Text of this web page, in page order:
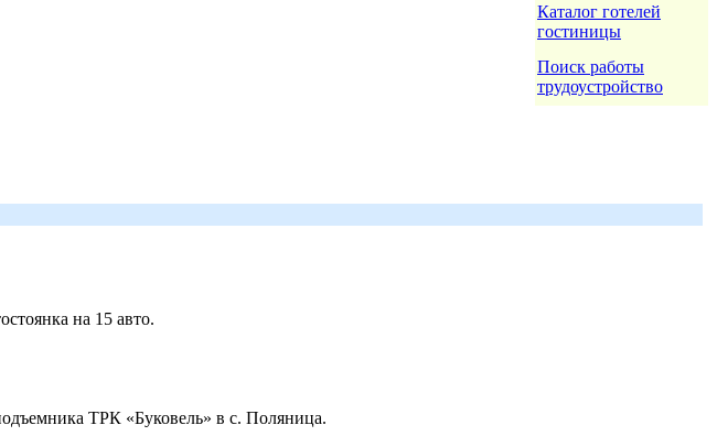
Каталог готелей
гостиницы
Поиск работы
трудоустройство
на 15 авто.
ТРК «Буковель» в с. Поляница.